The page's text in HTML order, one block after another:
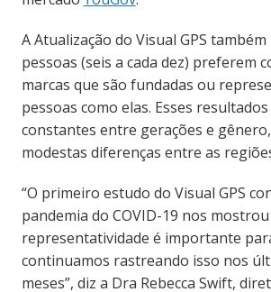
A Atualização do Visual GPS
pessoas (seis a cada dez) preferem
marcas que são fundadas ou
pessoas como elas. Esses
constantes entre gerações e
modestas diferenças entre as
“O primeiro estudo do Visual GPS
pandemia do COVID-19 nos
representatividade é importante
continuamos rastreando isso nos
meses”, diz a Dra Rebecca Swift,